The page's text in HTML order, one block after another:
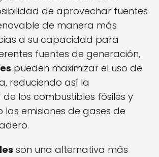
de aprovechar fuentes
de manera más
a su capacidad para
fuentes de generación,
pueden maximizar el uso de
reduciendo así la
los combustibles fósiles y
las emisiones de gases de
son una alternativa más